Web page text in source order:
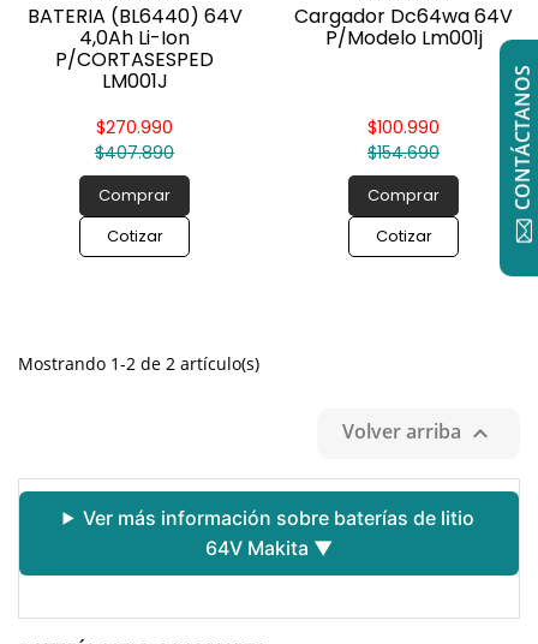
BATERIA (BL6440) 64V
4,0Ah Li-Ion
P/CORTASESPED
LM001J
$407.890
$270.990
Comprar
Cotizar
Cargador Dc64wa 64V
P/Modelo Lm001j
$154.690
$100.990
Comprar
Cotizar
Mostrando 1-2 de 2 artículo(s)
Volver arriba 
Ver más información sobre baterías de litio
64V Makita ▼
CONTÁCTANOS